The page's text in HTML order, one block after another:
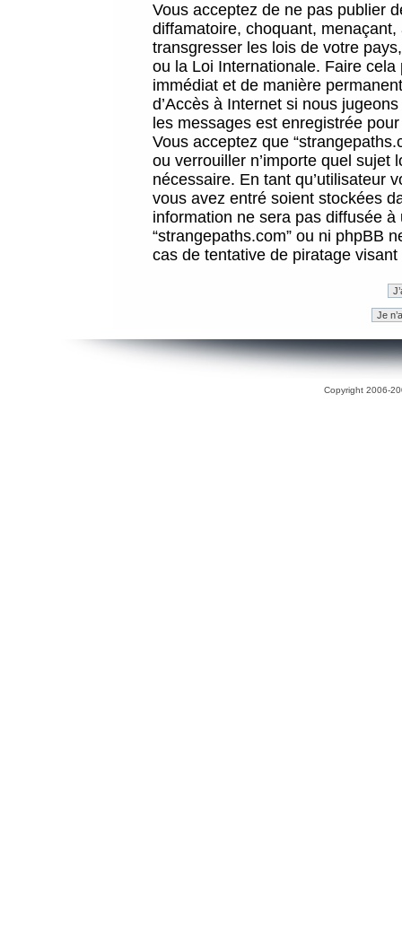
Vous acceptez de ne pas publier
diffamatoire, choquant,
transgresser les lois de votre
ou la Loi Internationale. Faire
immédiat et de manière
d’Accès à Internet si nous
les messages est enregistrée
Vous acceptez que
ou verrouiller n’importe quel sujet
nécessaire. En tant qu’utilisateur
vous avez entré soient stockées
information ne sera pas diffusée
“strangepaths.com” ou ni phpBB
cas de tentative de piratage
Copyright 2006-